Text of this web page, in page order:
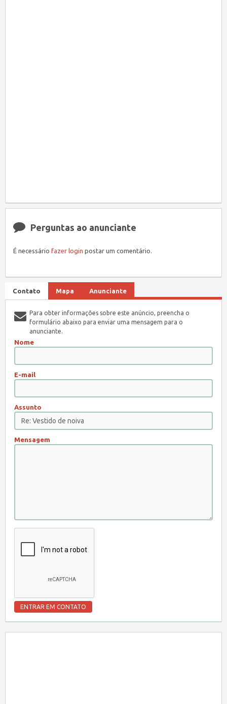
Perguntas ao anunciante
É necessário fazer login postar um comentário.
Contato Mapa Anunciante
Para obter informações sobre este anúncio, preencha o
formulário abaixo para enviar uma mensagem para o
anunciante.
Nome
E-mail
Assunto
Mensagem